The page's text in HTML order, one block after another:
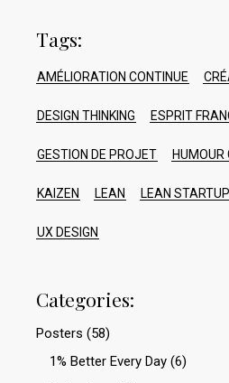
Tags:
AMÉLIORATION CONTINUE
DESIGN THINKING ESPRIT
GESTION DE PROJET HUMOUR
KAIZEN LEAN LEAN STARTUP
UX DESIGN
Categories:
Posters (58)
1% Better Every Day (6)